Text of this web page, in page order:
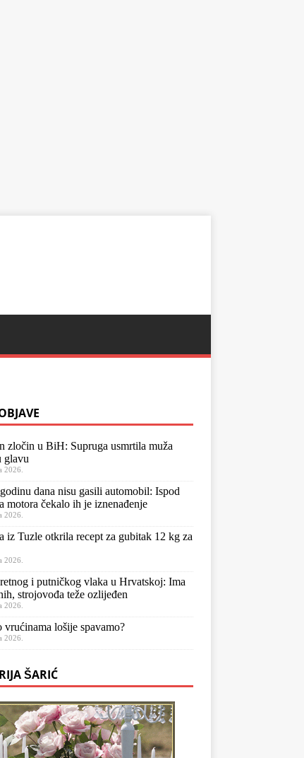
zločin u BiH: Supruga usmrtila muža
glavu
2026.
dana nisu gasili automobil: Ispod
motora čekalo ih je iznenađenje
2026.
iz Tuzle otkrila recept za gubitak 12 kg za
2026.
i putničkog vlaka u Hrvatskoj: Ima
strojovođa teže ozlijeđen
2026.
vrućinama lošije spavamo?
2026.
ŠARIĆ